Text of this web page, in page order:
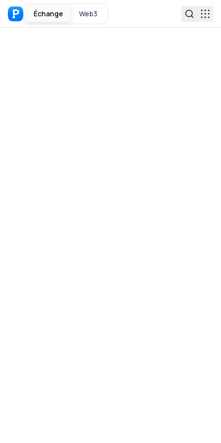
Échange Web3